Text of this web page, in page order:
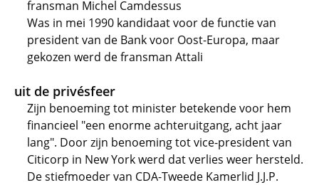
fransman Michel Camdessus
Was in mei 1990 kandidaat voor de functie van
president van de Bank voor Oost-Europa, maar
gekozen werd de fransman Attali
uit de privésfeer
Zijn benoeming tot minister betekende voor hem
financieel "een enorme achteruitgang, acht jaar
lang". Door zijn benoeming tot vice-president van
Citicorp in New York werd dat verlies weer hersteld.
De stiefmoeder van CDA-Tweede Kamerlid J.J.P.